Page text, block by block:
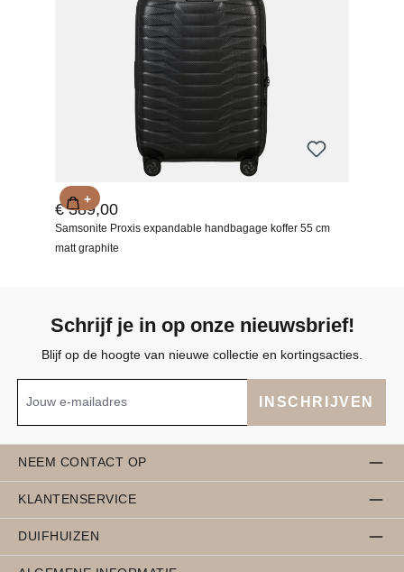
€ 389,00
Samsonite Proxis expandable handbagage koffer 55 cm
matt graphite
+
Schrijf je in op onze nieuwsbrief!
Blijf op de hoogte van nieuwe collectie en kortingsacties.
INSCHRIJVEN
NEEM CONTACT OP
KLANTENSERVICE
DUIFHUIZEN